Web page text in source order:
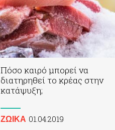
Πόσο καιρό μπορεί να
διατηρηθεί το κρέας στην
κατάψυξη;
ΖΩΙΚA 01.04.2019